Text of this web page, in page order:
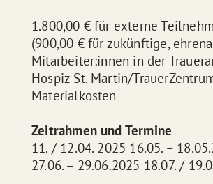
1.800,00 € für externe
(900,00 € für zukünftige,
Mitarbeiter:innen in der
Hospiz St. Martin/
Materialkosten
Zeitrahmen und Termine
11. / 12.04. 2025 16.05. –
27.06. – 29.06.2025 18.07. /